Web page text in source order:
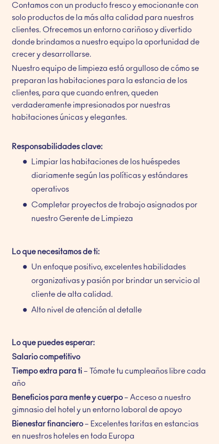
Contamos con un producto fresco y emocionante con
solo productos de la más alta calidad para nuestros
clientes. Ofrecemos un entorno cariñoso y divertido
donde brindamos a nuestro equipo la oportunidad de
crecer y desarrollarse.
Nuestro equipo de limpieza está orgulloso de cómo se
preparan las habitaciones para la estancia de los
clientes, para que cuando entren, queden
verdaderamente impresionados por nuestras
habitaciones únicas y elegantes.
Responsabilidades clave:
Limpiar las habitaciones de los huéspedes
diariamente según las políticas y estándares
operativos
Completar proyectos de trabajo asignados por
nuestro Gerente de Limpieza
Lo que necesitamos de ti:
Un enfoque positivo, excelentes habilidades
organizativas y pasión por brindar un servicio al
cliente de alta calidad.
Alto nivel de atención al detalle
Lo que puedes esperar:
Salario competitivo
Tiempo extra para ti – Tómate tu cumpleaños libre cada
año
Beneficios para mente y cuerpo– Acceso a nuestro
gimnasio del hotel y un entorno laboral de apoyo
Bienestar financiero– Excelentes tarifas en estancias
en nuestros hoteles en toda Europa